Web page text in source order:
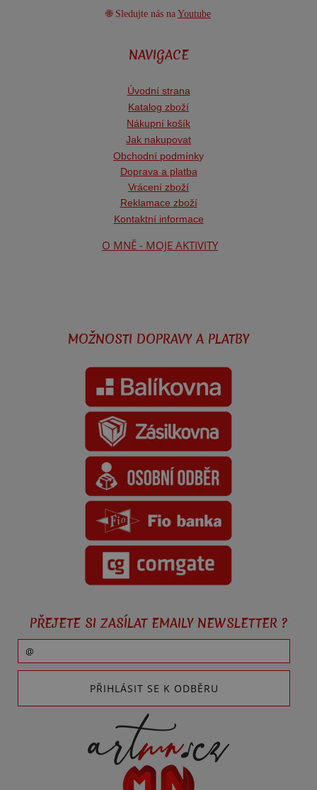
🌐 Sledujte nás na Youtube
NAVIGACE
Úvodní strana
Katalog zboží
Nákupní košík
Jak nakupovat
Obchodní podmínky
Doprava a platba
Vrácení zboží
Reklamace zboží
Kontaktní informace
O MNĚ - MOJE AKTIVITY
MOŽNOSTI DOPRAVY A PLATBY
PŘEJETE SI ZASÍLAT EMAILY NEWSLETTER ?